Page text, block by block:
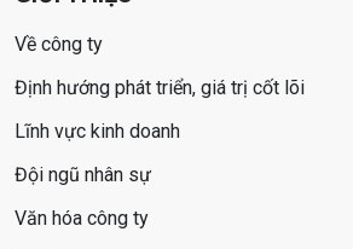
Về công ty
Định hướng phát triển, giá trị cốt lõi
Lĩnh vực kinh doanh
Đội ngũ nhân sự
Văn hóa công ty